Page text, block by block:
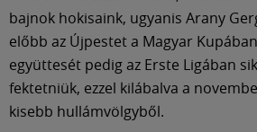
bajnok hokisaink, ugyanis Arany
előbb az Újpestet a Magyar
együttesét pedig az Erste Ligában
fektetniük, ezzel kilábalva a
kisebb hullámvölgyből.
Közösség
Múzeum